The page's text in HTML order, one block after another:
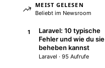
MEIST GELESEN
Beliebt im Newsroom
1
Laravel: 10 typische
Fehler und wie du sie
beheben kannst
Laravel · 95 Aufrufe